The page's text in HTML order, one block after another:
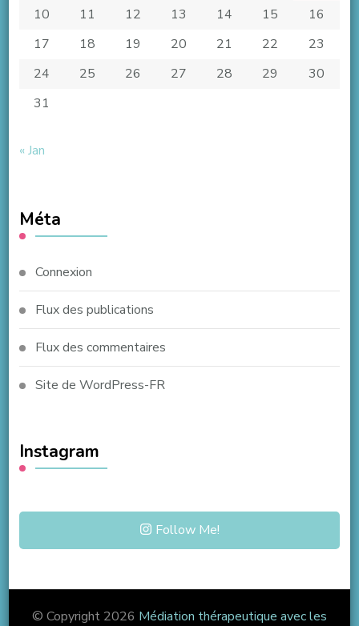
10
11 12 13 14 15
16
17
18 19 20 21 22
23
24
25 26 27 28 29
30
31
« Jan
Méta
Connexion
Flux des publications
Flux des commentaires
Site de WordPress-FR
Instagram
Follow Me!
© Copyright 2026 Médiation thérapeutique avec les